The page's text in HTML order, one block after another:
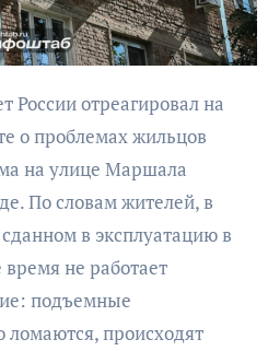
о проблемах жильцов
на улице Маршала
По словам жителей, в
в эксплуатацию в
время не работает
подъемные
происходят